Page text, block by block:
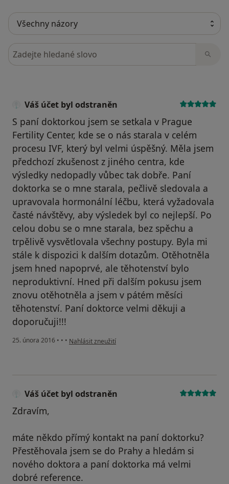
Hledejte v názorech
Váš účet byl odstraněn
S paní doktorkou jsem se setkala v Prague
Fertility Center, kde se o nás starala v celém
procesu IVF, který byl velmi úspěšný. Měla jsem
předchozí zkušenost z jiného centra, kde
výsledky nedopadly vůbec tak dobře. Paní
doktorka se o mne starala, pečlivě sledovala a
upravovala hormonální léčbu, která vyžadovala
časté návštěvy, aby výsledek byl co nejlepší. Po
celou dobu se o mne starala, bez spěchu a
trpělivě vysvětlovala všechny postupy. Byla mi
stále k dispozici k dalším dotazům. Otěhotněla
jsem hned napoprvé, ale těhotenství bylo
neproduktivní. Hned při dalším pokusu jsem
znovu otěhotněla a jsem v pátém měsíci
těhotenství. Paní doktorce velmi děkuji a
doporučuji!!!
25. února 2016 • • • podle názoru uživatele Váš účet byl odstraněn
Nahlásit zneužití
Váš účet byl odstraněn
Zdravím,
máte někdo přímý kontakt na paní doktorku?
Přestěhovala jsem se do Prahy a hledám si
nového doktora a paní doktorka má velmi
dobré reference.